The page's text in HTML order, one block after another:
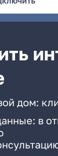
дом:
в